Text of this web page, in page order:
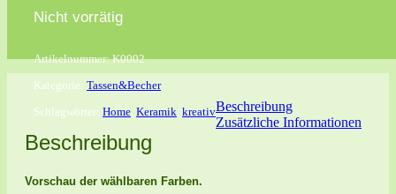
Nicht vorrätig
Artikelnummer:K0002
Kategorie: Tassen&Becher
Schlagwörter: Home, Keramik, kreativBeschreibung
Zusätzliche Informationen
Beschreibung
Vorschau der wählbaren Farben.